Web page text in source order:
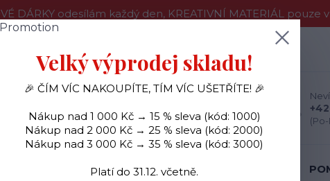
DÁRKY odesílám každý den, KREATIVNÍ MATERIÁL pouze
nákupu
OZDOBY RAZÍTKA
Velký výprodej skladu!
🎉 ČÍM VÍC NAKOUPÍTE, TÍM VÍC UŠETŘÍTE! 🎉
Nákup nad 1 000 Kč → 15 % sleva (kód: 1000)
Nákup nad 2 000 Kč → 25 % sleva (kód: 2000)
Nákup nad 3 000 Kč → 35 % sleva (kód: 3000)
Platí do 31.12. včetně.